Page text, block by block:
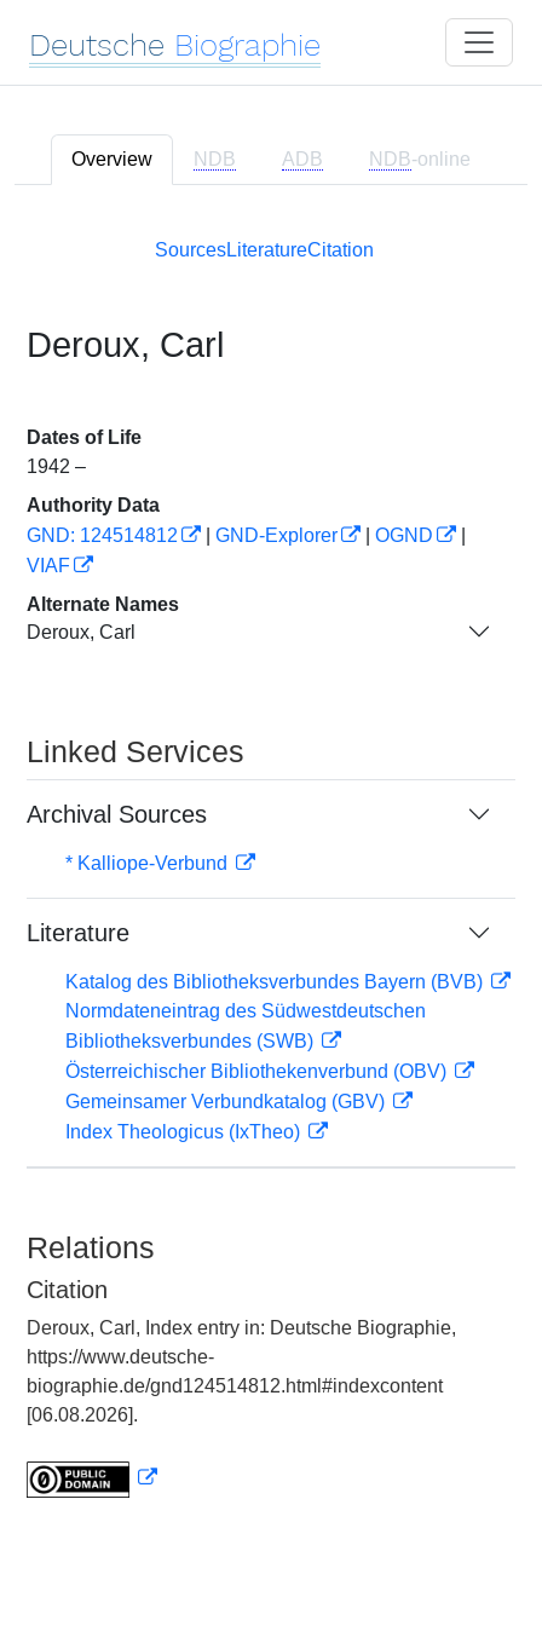
Deutsche Biographie
Overview NDB ADB NDB-online
SourcesLiteratureCitation
Deroux, Carl
Dates of Life
1942 –
Authority Data
GND: 124514812
GND-Explorer OGND
VIAF
Alternate Names
Deroux, Carl
Linked Services
Archival Sources
* Kalliope-Verbund
Literature
Katalog des Bibliotheksverbundes Bayern (BVB)
Normdateneintrag des Südwestdeutschen
Bibliotheksverbundes (SWB)
Österreichischer Bibliothekenverbund (OBV)
Gemeinsamer Verbundkatalog (GBV)
Index Theologicus (IxTheo)
Relations
Citation
Deroux, Carl, Index entry in: Deutsche Biographie,
https://www.deutsche-
biographie.de/gnd124514812.html#indexcontent
[06.08.2026].